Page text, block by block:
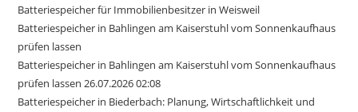
Batteriespeicher für Immobilienbesitzer in Weisweil
Batteriespeicher in Bahlingen am Kaiserstuhl vom Sonnenkaufhaus
prüfen lassen
Batteriespeicher in Bahlingen am Kaiserstuhl vom Sonnenkaufhaus
prüfen lassen 26.07.2026 02:08
Batteriespeicher in Biederbach: Planung, Wirtschaftlichkeit und